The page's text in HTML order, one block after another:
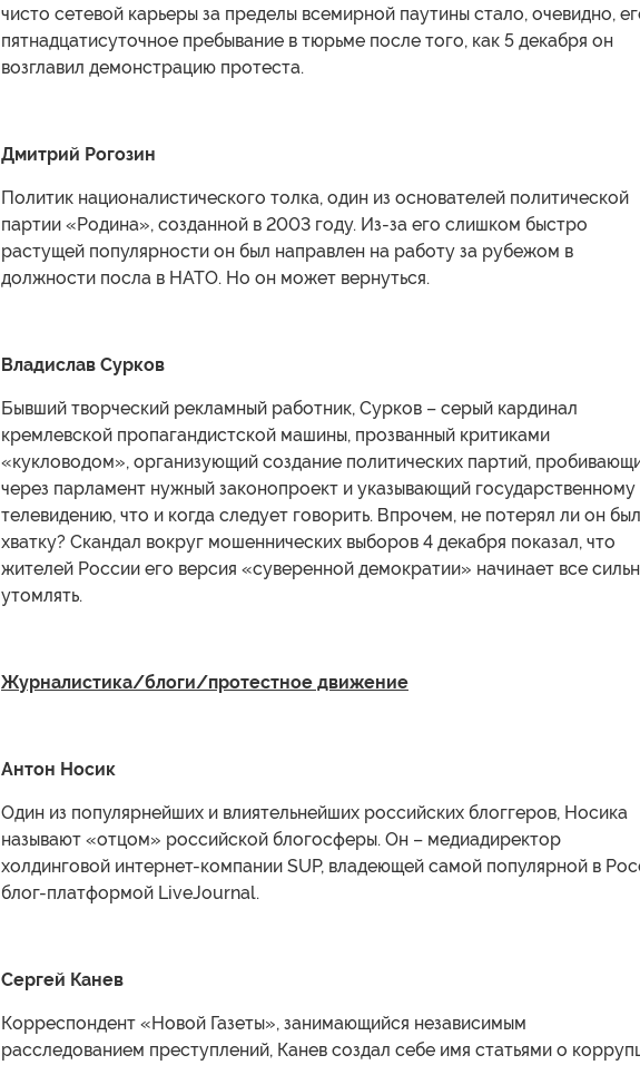
чисто сетевой карьеры за пределы всемирной паутины стало, очевидно,
пятнадцатисуточное пребывание в тюрьме после того, как 5 декабря он
возглавил демонстрацию протеста.
Дмитрий Рогозин
Политик националистического толка, один из основателей политической
партии «Родина», созданной в 2003 году. Из-за его слишком быстро
растущей популярности он был направлен на работу за рубежом в
должности посла в НАТО. Но он может вернуться.
Владислав Сурков
Бывший творческий рекламный работник, Сурков – серый кардинал
кремлевской пропагандистской машины, прозванный критиками
«кукловодом», организующий создание политических партий,
через парламент нужный законопроект и указывающий государственному
телевидению, что и когда следует говорить. Впрочем, не потерял ли он
хватку? Скандал вокруг мошеннических выборов 4 декабря показал, что
жителей России его версия «суверенной демократии» начинает все
утомлять.
Журналистика/блоги/протестное движение
Антон Носик
Один из популярнейших и влиятельнейших российских блоггеров, Носика
называют «отцом» российской блогосферы. Он – медиадиректор
холдинговой интернет-компании SUP, владеющей самой популярной в
блог-платформой LiveJournal.
Сергей Канев
Корреспондент «Новой Газеты», занимающийся независимым
расследованием преступлений, Канев создал себе имя статьями о